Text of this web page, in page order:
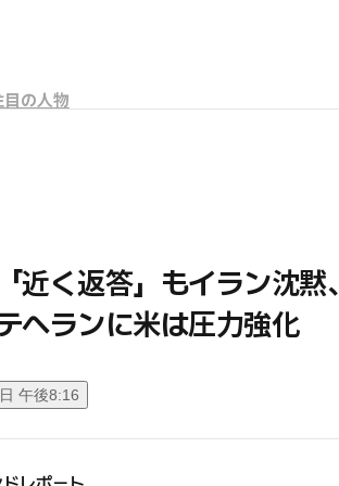
目の人物
近く返答」もイラン沈黙、
ヘランに米は圧力強化
午後8:16